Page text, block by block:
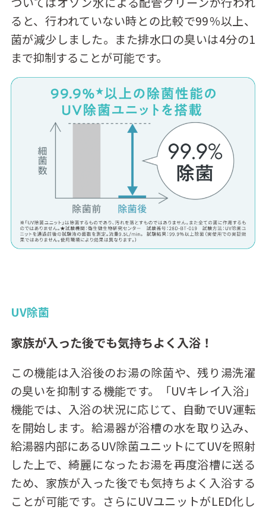
ると、行われていない時との比較で99％以上、
菌が減少しました。また排水口の臭いは4分の1
まで抑制することが可能です。
UV除菌
家族が入った後でも気持ちよく入浴！
この機能は入浴後のお湯の除菌や、残り湯洗濯
の臭いを抑制する機能です。「UVキレイ入浴」
機能では、入浴の状況に応じて、自動でUV運転
を開始します。給湯器が浴槽の水を取り込み、
給湯器内部にあるUV除菌ユニットにてUVを照射
した上で、綺麗になったお湯を再度浴槽に送る
ため、家族が入った後でも気持ちよく入浴する
ことが可能です。さらにUVユニットがLED化し